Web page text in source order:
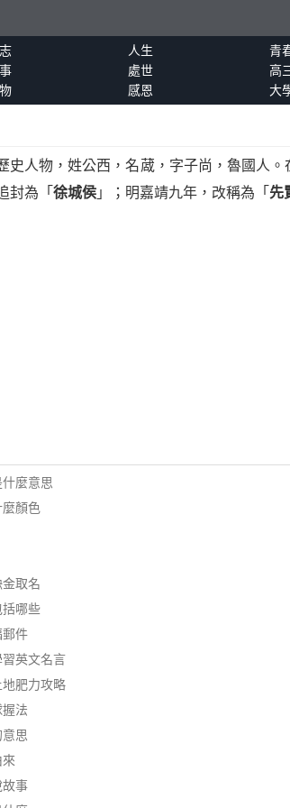
人生 青
處世 高
感恩 大
史人物，姓公西，名蒧，字子尚，魯國人
封為「 徐城侯」；明嘉靖九年，改稱為「 先
麼意思
顏色
取名
哪些
郵件
英文名言
肥力攻略
法
思
故事